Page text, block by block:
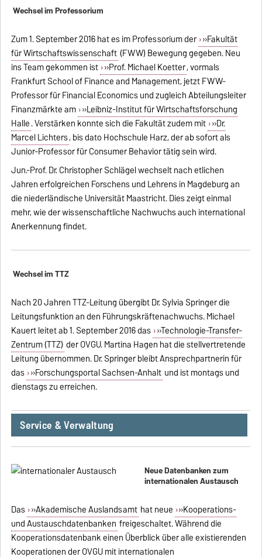
Wechsel im Professorium
Zum 1. September 2016 hat es im Professorium der »Fakultät
für Wirtschaftswissenschaft (FWW) Bewegung gegeben. Neu
ins Team gekommen ist »Prof. Michael Koetter, vormals
Frankfurt School of Finance and Management, jetzt FWW-
Professor für Financial Economics und zugleich Abteilungsleiter
Finanzmärkte am »Leibniz-Institut für Wirtschaftsforschung
Halle. Verstärken konnte sich die Fakultät zudem mit »Dr.
Marcel Lichters, bis dato Hochschule Harz, der ab sofort als
Junior-Professor für Consumer Behavior tätig sein wird.
Jun.-Prof. Dr. Christopher Schlägel wechselt nach etlichen
Jahren erfolgreichen Forschens und Lehrens in Magdeburg an
die niederländische Universität Maastricht. Dies zeigt einmal
mehr, wie der wissenschaftliche Nachwuchs auch international
Anerkennung findet.
Wechsel im TTZ
Nach 20 Jahren TTZ-Leitung übergibt Dr. Sylvia Springer die
Leitungsfunktion an den Führungskräftenachwuchs. Michael
Kauert leitet ab 1. September 2016 das »Technologie-Transfer-
Zentrum (TTZ) der OVGU. Martina Hagen hat die stellvertretende
Leitung übernommen. Dr. Springer bleibt Ansprechpartnerin für
das »Forschungsportal Sachsen-Anhalt und ist montags und
dienstags zu erreichen.
Service & Verwaltung
Neue Datenbanken zum
internationalen Austausch
Das »Akademische Auslandsamt hat neue »Kooperations-
und Austauschdatenbanken freigeschaltet. Während die
Kooperationsdatenbank einen Überblick über alle existierenden
Kooperationen der OVGU mit internationalen